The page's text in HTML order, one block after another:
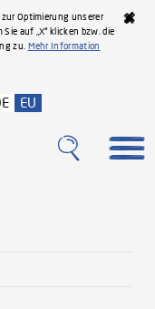
Optimierung unserer
auf „X“ klicken bzw. die
zu. Mehr Information
EU